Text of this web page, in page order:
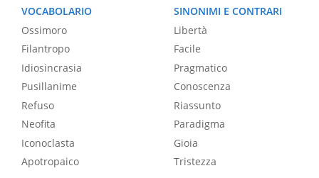
VOCABOLARIO
Ossimoro
Filantropo
Idiosincrasia
Pusillanime
Refuso
Neofita
Iconoclasta
Apotropaico
SINONIMI E CONTRARI
Libertà
Facile
Pragmatico
Conoscenza
Riassunto
Paradigma
Gioia
Tristezza